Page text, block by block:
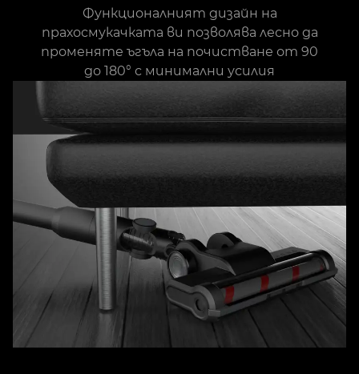
Функционалният дизайн на
прахосмукачката ви позволява лесно да
променяте ъгъла на почистване от 90
до 180° с минимални усилия